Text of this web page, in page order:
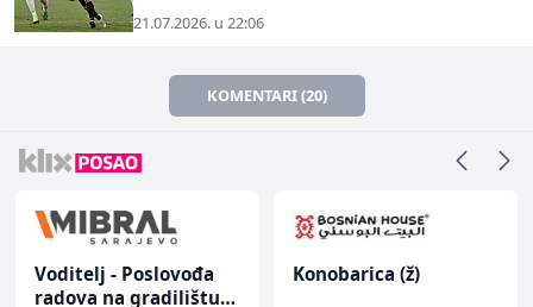
21.07.2026. u 22:06
KOMENTARI (20)
Voditelj - Poslovođa
radova na gradilištu
Konobarica (ž)